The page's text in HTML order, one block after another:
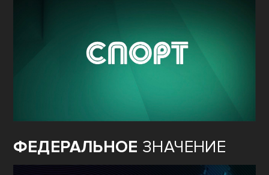
ФЕДЕРАЛЬНОЕ ЗНАЧЕНИЕ